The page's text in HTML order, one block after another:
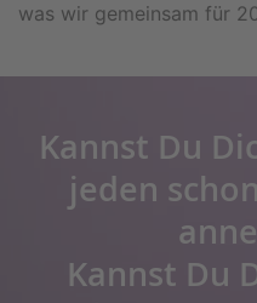
was wir gemeinsam für
Kannst Du
jeden
Kannst Du